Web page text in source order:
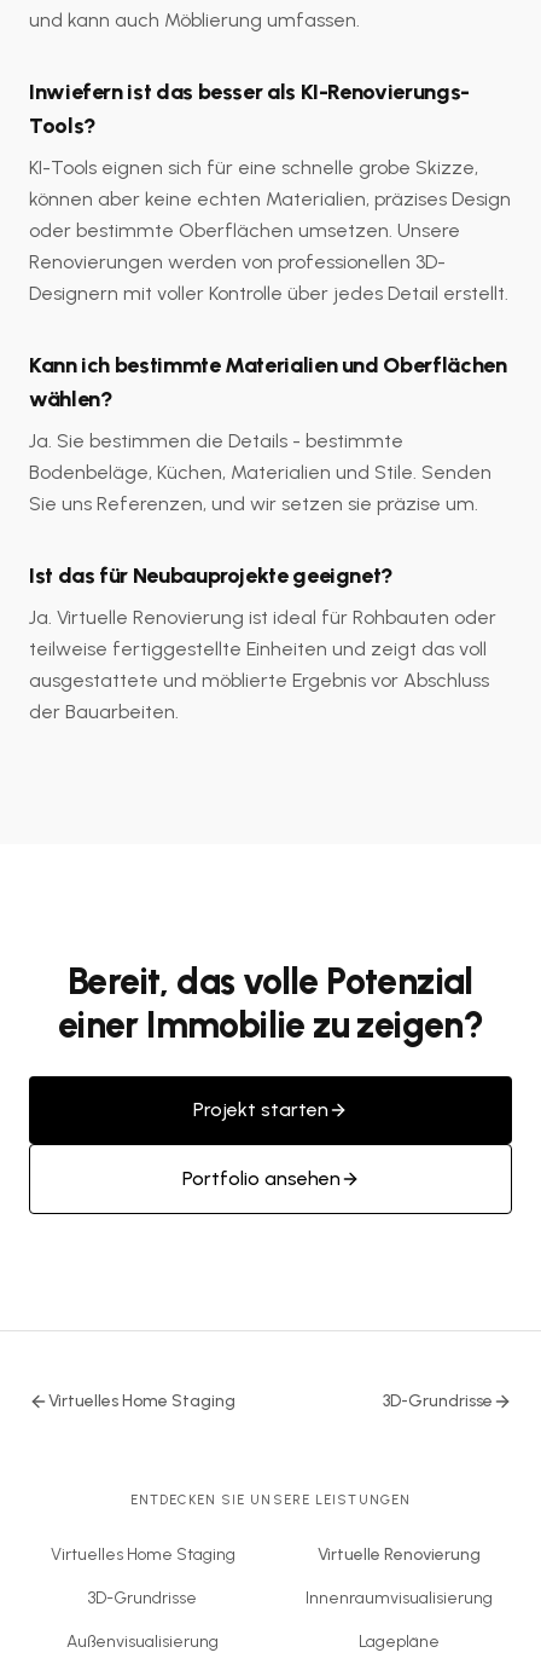
und kann auch Möblierung umfassen.
Inwiefern ist das besser als KI-Renovierungs-
Tools?
KI-Tools eignen sich für eine schnelle grobe Skizze,
können aber keine echten Materialien, präzises Design
oder bestimmte Oberflächen umsetzen. Unsere
Renovierungen werden von professionellen 3D-
Designern mit voller Kontrolle über jedes Detail erstellt.
Kann ich bestimmte Materialien und Oberflächen
wählen?
Ja. Sie bestimmen die Details - bestimmte
Bodenbeläge, Küchen, Materialien und Stile. Senden
Sie uns Referenzen, und wir setzen sie präzise um.
Ist das für Neubauprojekte geeignet?
Ja. Virtuelle Renovierung ist ideal für Rohbauten oder
teilweise fertiggestellte Einheiten und zeigt das voll
ausgestattete und möblierte Ergebnis vor Abschluss
der Bauarbeiten.
Bereit, das volle Potenzial
einer Immobilie zu zeigen?
Projekt starten
Portfolio ansehen
Virtuelles Home Staging 3D-Grundrisse
ENTDECKEN SIE UNSERE LEISTUNGEN
Virtuelles Home Staging Virtuelle Renovierung
3D-Grundrisse Innenraumvisualisierung
Außenvisualisierung Lagepläne